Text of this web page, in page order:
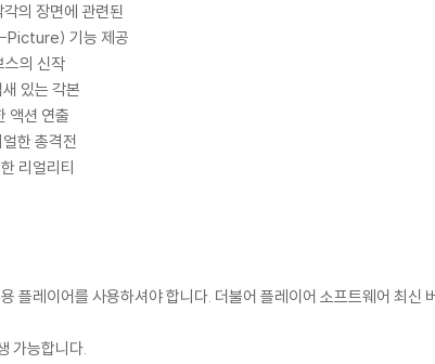
의 장면에 관련된
Picture) 기능 제공
의 신작
있는 각본
액션 연출
한 총격전
리얼리티
레이어를 사용하셔야 합니다. 더불어 플레이어 소프트웨어 최신
가능합니다.